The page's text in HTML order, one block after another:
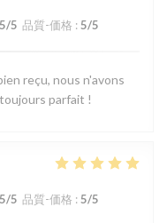
5/5 品質-価格 : 5/5
reçu, nous n'avons
parfait !
5/5 品質-価格 : 5/5